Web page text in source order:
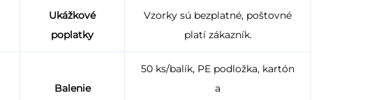
Ukážkové
poplatky
Vzorky sú bezplatné, poštovné
platí zákazník.
Balenie
50 ks/balík, PE podložka, kartón
a